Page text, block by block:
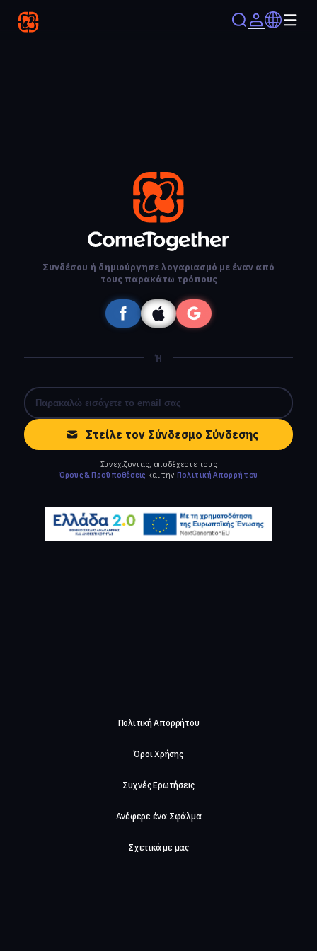
Συνδέσου ή δημιούργησε λογαριασμό με έναν από
τους παρακάτω τρόπους
Ή
Στείλε τον Σύνδεσμο Σύνδεσης
Συνεχίζοντας, αποδέχεστε τους
Όρους & Προϋποθέσεις και την Πολιτική Απορρήτου
Πολιτική Απορρήτου
Όροι Χρήσης
Συχνές Ερωτήσεις
Ανέφερε ένα Σφάλμα
Σχετικά με μας